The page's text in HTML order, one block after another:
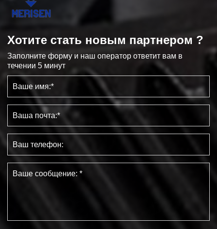
Хотите стать новым партнером ?
Заполните форму и наш оператор ответит вам в
течении 5 минут